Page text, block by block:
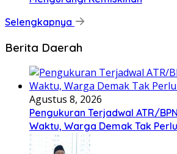
Selengkapnya
Berita Daerah
Agustus 8, 2026
Pengukuran Terjadwal ATR/
Waktu, Warga Demak Tak